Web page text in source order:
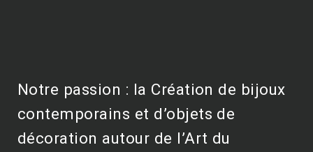
Notre passion : la Création de bijoux
contemporains et d’objets de
décoration autour de l’Art du